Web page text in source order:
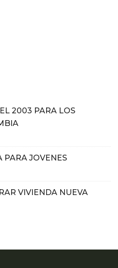
2003 PARA LOS
PARA JOVENES
VIVIENDA NUEVA